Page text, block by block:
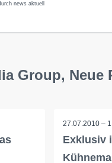
news aktuell
Group, Neue
27.07.2010 –
Exklusiv